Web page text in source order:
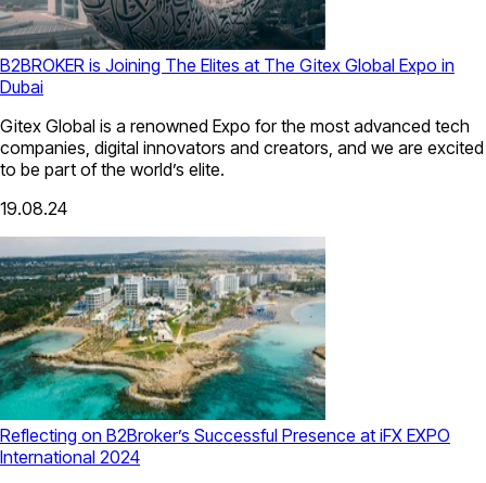
B2BROKER is Joining The Elites at The Gitex Global Expo in
Dubai
Gitex Global is a renowned Expo for the most advanced tech
companies, digital innovators and creators, and we are excited
to be part of the world’s elite.
19.08.24
Reflecting on B2Broker’s Successful Presence at iFX EXPO
International 2024